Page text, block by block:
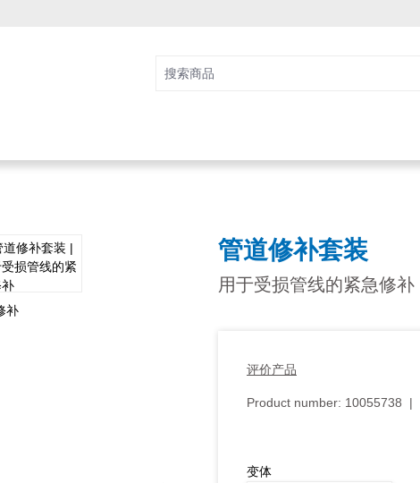
管道修补套装
用于受损管线的紧急修补
评价产品
Product number: 10055738 |
变体